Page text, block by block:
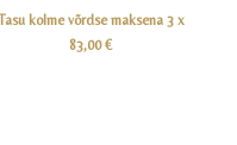
kolme võrdse maksena 3 x
83,00€